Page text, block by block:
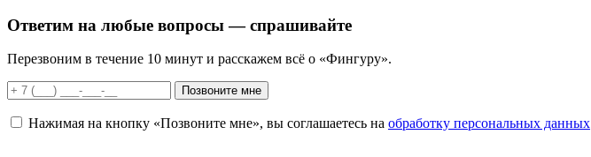
Ответим на любые вопросы— спрашивайте
Перезвоним в течение 10 минут и расскажем всё о «Фингуру».
Позвоните мне
Нажимая на кнопку «Позвоните мне», вы соглашаетесь на обработку персональных данных